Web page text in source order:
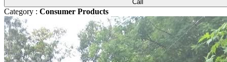
Call
Category : Consumer Products